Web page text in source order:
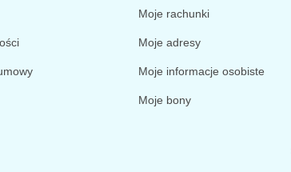
Moje rachunki
Moje adresy
Moje informacje osobiste
Moje bony